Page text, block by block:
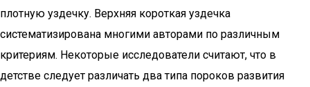
плотную уздечку. Верхняя короткая уздечка
систематизирована многими авторами по различным
критериям. Некоторые исследователи считают, что в
детстве следует различать два типа пороков развития